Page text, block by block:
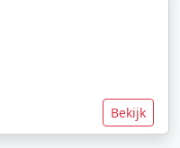
Bekijk